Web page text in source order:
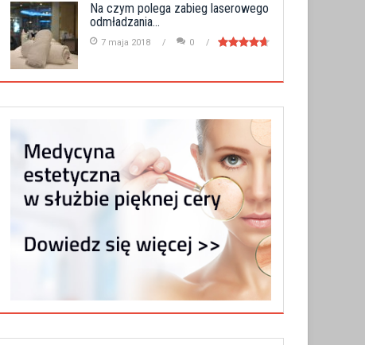
Na czym polega zabieg laserowego
odmładzania...
7 maja 2018 0